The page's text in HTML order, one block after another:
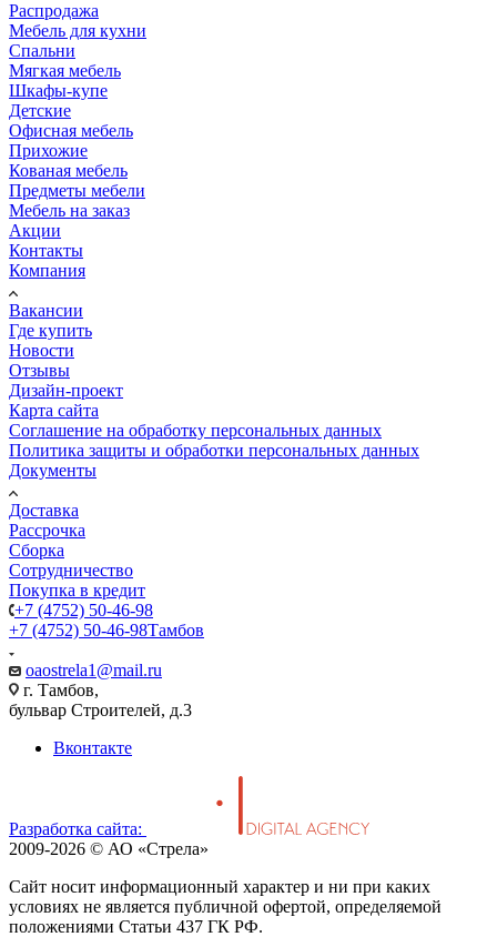
Распродажа
Мебель для кухни
Спальни
Мягкая мебель
Шкафы-купе
Детские
Офисная мебель
Прихожие
Кованая мебель
Предметы мебели
Мебель на заказ
Акции
Контакты
Компания
Вакансии
Где купить
Новости
Отзывы
Дизайн-проект
Карта сайта
Соглашение на обработку персональных данных
Политика защиты и обработки персональных данных
Документы
Доставка
Рассрочка
Сборка
Сотрудничество
Покупка в кредит
+7 (4752) 50-46-98
+7 (4752) 50-46-98Тамбов
oaostrela1@mail.ru
г. Тамбов,
бульвар Строителей, д.3
Вконтакте
Разработка сайта:
2009-2026 © АО «Стрела»
Cайт носит информационный характер и ни при каких
условиях не является публичной офертой, определяемой
положениями Статьи 437 ГК РФ.